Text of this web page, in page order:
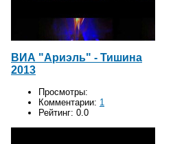
ВИА "Ариэль" - Тишина
2013
Просмотры:
Комментарии: 1
Рейтинг: 0.0